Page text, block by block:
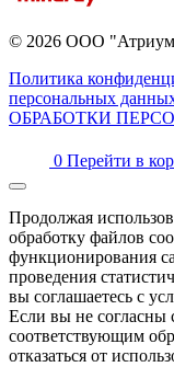
© 2026 ООО
Политика
персональных
ОБРАБОТКИ
0 Перейти в
Продолжая
обработку файлов
функционирования
проведения
вы соглашаетесь с
Если вы не согласны
соответствующим
отказаться от